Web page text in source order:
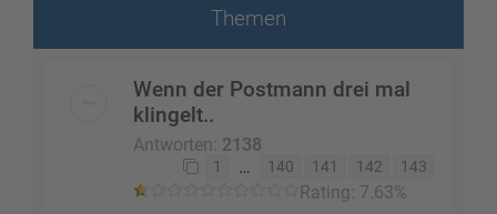
Themen
Wenn der Postmann drei mal
klingelt..
Antworten: 2138
1 … 140 141 142 143
Rating: 7.63%